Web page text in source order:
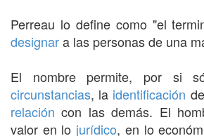
Perreau lo define como "el
designara las personas de una
El nombre permite, por si
circunstancias, la identificación
relación con las demás. El
valor en lo jurídico, en lo